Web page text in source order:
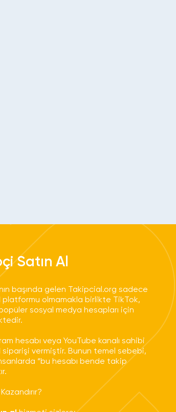
Satın Al
başında gelen Takipcial.org sadece
platformu olmamakla birlikte TikTok,
sosyal medya hesapları için
hesabı veya YouTube kanalı sahibi
siparişi vermiştir. Bunun temel sebebi,
“bu hesabı bende takip